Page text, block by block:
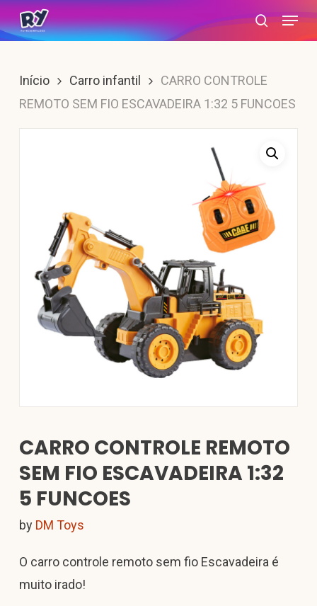
Skip
to
content
search
Menu
Início Carro infantil
CARRO CONTROLE
REMOTO SEM FIO ESCAVADEIRA 1:32 5 FUNCOES
CARRO CONTROLE REMOTO
SEM FIO ESCAVADEIRA 1:32
5 FUNCOES
by DM Toys
O carro controle remoto sem fio Escavadeira é
muito irado!